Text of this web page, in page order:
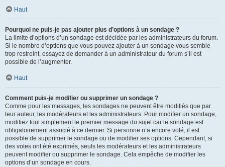
Haut
Pourquoi ne puis-je pas ajouter plus d’options à un sondage ?
La limite d’options d’un sondage est décidée par les administrateurs du forum.
Si le nombre d’options que vous pouvez ajouter à un sondage vous semble
trop restreint, essayez de demander à un administrateur du forum s’il est
possible de l’augmenter.
Haut
Comment puis-je modifier ou supprimer un sondage ?
Comme pour les messages, les sondages ne peuvent être modifiés que par
leur auteur, les modérateurs et les administrateurs. Pour modifier un sondage,
modifiez tout simplement le premier message du sujet car le sondage est
obligatoirement associé à ce dernier. Si personne n’a encore voté, il est
possible de supprimer le sondage ou de modifier ses options. Cependant, si
des votes ont été exprimés, seuls les modérateurs et les administrateurs
peuvent modifier ou supprimer le sondage. Cela empêche de modifier les
options d’un sondage en cours.